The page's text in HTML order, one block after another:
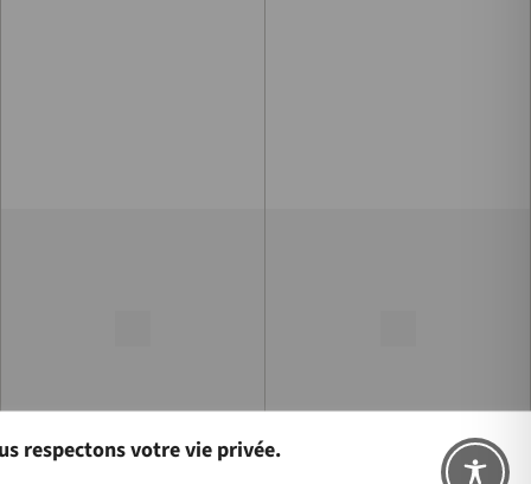
respectons votre vie privée.